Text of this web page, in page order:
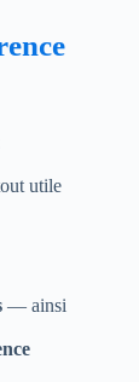
utile
— ainsi